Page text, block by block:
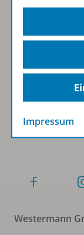
Sofort
Folgen Sie uns
Westermann
Impressum